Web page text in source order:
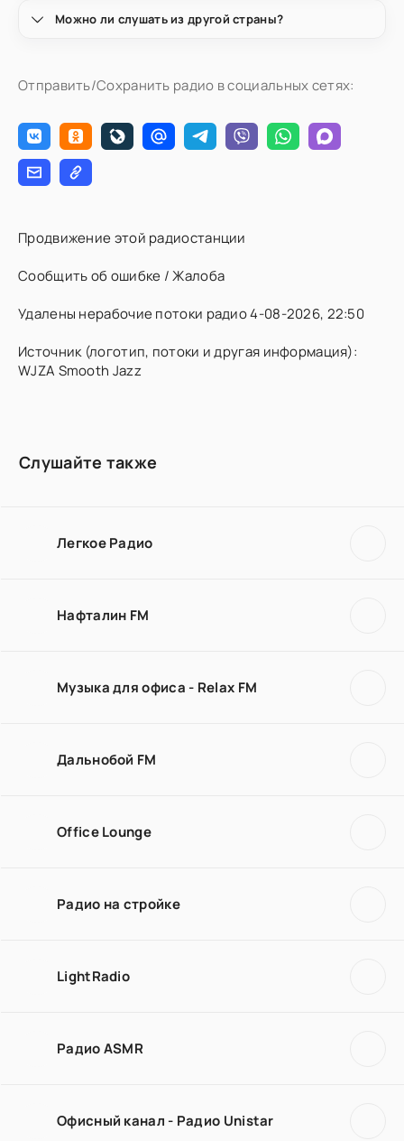
Можно ли слушать из другой страны?
Отправить/Сохранить радио в социальных сетях:
Продвижение этой радиостанции
Сообщить об ошибке / Жалоба
Удалены нерабочие потоки радио 4-08-2026, 22:50
Источник (логотип, потоки и другая информация):
WJZA Smooth Jazz
Слушайте также
Легкое Радио
Нафталин FM
Музыка для офиса - Relax FM
Дальнобой FM
Office Lounge
Радио на стройке
LightRadio
Радио ASMR
Офисный канал - Радио Unistar